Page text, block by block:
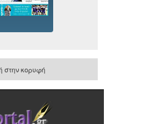
στην κορυφή